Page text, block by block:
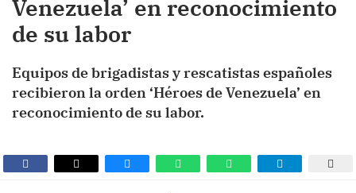
Venezuela’ en reconocimiento
de su labor
Equipos de brigadistas y rescatistas españoles
recibieron la orden ‘Héroes de Venezuela’ en
reconocimiento de su labor.